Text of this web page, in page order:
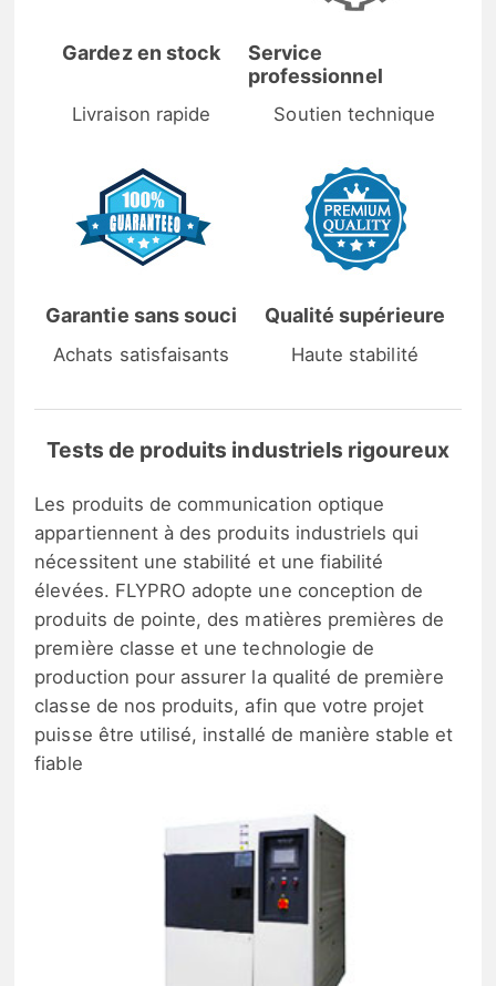
Gardez en stock
Livraison rapide
Service
professionnel
Soutien technique
Garantie sans souci
Achats satisfaisants
Qualité supérieure
Haute stabilité
Tests de produits industriels rigoureux
Les produits de communication optique
appartiennent à des produits industriels qui
nécessitent une stabilité et une fiabilité
élevées. FLYPRO adopte une conception de
produits de pointe, des matières premières de
première classe et une technologie de
production pour assurer la qualité de première
classe de nos produits, afin que votre projet
puisse être utilisé, installé de manière stable et
fiable